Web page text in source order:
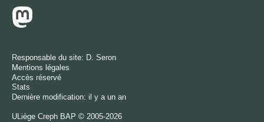
Responsable du site: D. Seron
Mentions légales
Accès réservé
Stats
Dernière modification: il y a un an
ULiège Creph BAP © 2005-2026